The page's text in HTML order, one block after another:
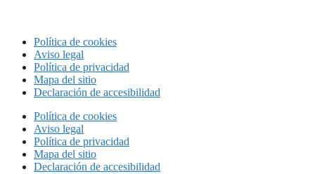
Política de cookies
Aviso legal
Política de privacidad
Mapa del sitio
Declaración de accesibilidad
Política de cookies
Aviso legal
Política de privacidad
Mapa del sitio
Declaración de accesibilidad